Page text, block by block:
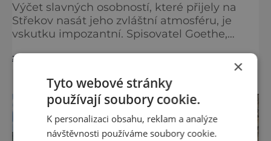
Výčet slavných osobností, které přijely na
Střekov nasát jeho zvláštní atmosféru, je
vskutku impozantní. Spisovatel Goethe,
malíři Richter a Doerell, ti všichni byli
hradem postaveným na vrcholu stometrové
skály uneseni. Sám Goethe zašel prý v honbě
za múzou v roce 1842 tak daleko, že se prý
zahalil do bílého prostěradla a toulal se po
hradbách. Možn
zobrazit více >> ×
Tyto webové stránky
používají soubory cookie.
K personalizaci obsahu, reklam a analýze
návštěvnosti používáme soubory cookie.